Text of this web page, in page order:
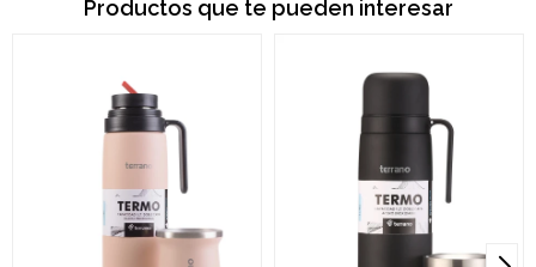
Productos que te pueden interesar